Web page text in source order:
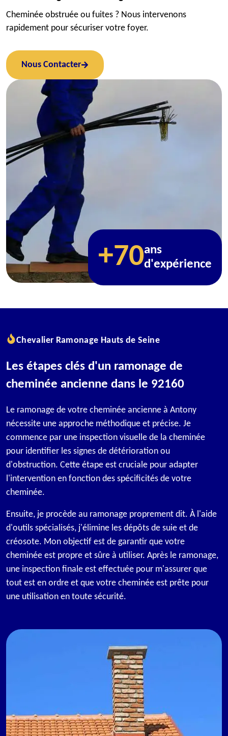
Cheminée obstruée ou fuites ? Nous intervenons
rapidement pour sécuriser votre foyer.
Nous Contacter
+70ans
d'expérience
Chevalier Ramonage Hauts de Seine
Les étapes clés d'un ramonage de
cheminée ancienne dans le 92160
Le ramonage de votre cheminée ancienne à Antony
nécessite une approche méthodique et précise. Je
commence par une inspection visuelle de la cheminée
pour identifier les signes de détérioration ou
d'obstruction. Cette étape est cruciale pour adapter
l'intervention en fonction des spécificités de votre
cheminée.
Ensuite, je procède au ramonage proprement dit. À l'aide
d'outils spécialisés, j'élimine les dépôts de suie et de
créosote. Mon objectif est de garantir que votre
cheminée est propre et sûre à utiliser. Après le ramonage,
une inspection finale est effectuée pour m'assurer que
tout est en ordre et que votre cheminée est prête pour
une utilisation en toute sécurité.